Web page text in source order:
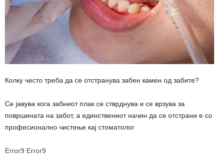
Колку често треба да се отстранува забен камен од забите?
Се јавува кога забниот плак се стврднува и се врзува за
површината на забот, а единствениот начин да се отстрани е со
професионално чистење кај стоматолог.
Error9 Error9